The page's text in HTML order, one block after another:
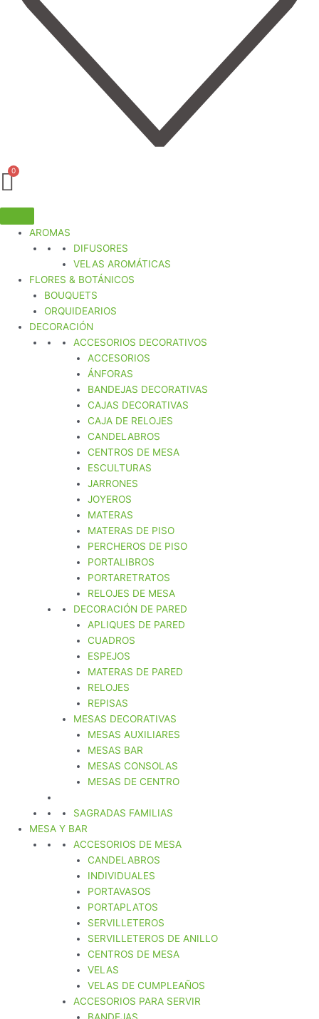
AROMAS
DIFUSORES
VELAS AROMÁTICAS
FLORES & BOTÁNICOS
BOUQUETS
ORQUIDEARIOS
DECORACIÓN
ACCESORIOS DECORATIVOS
ACCESORIOS
ÁNFORAS
BANDEJAS DECORATIVAS
CAJAS DECORATIVAS
CAJA DE RELOJES
CANDELABROS
CENTROS DE MESA
ESCULTURAS
JARRONES
JOYEROS
MATERAS
MATERAS DE PISO
PERCHEROS DE PISO
PORTALIBROS
PORTARETRATOS
RELOJES DE MESA
DECORACIÓN DE PARED
APLIQUES DE PARED
CUADROS
ESPEJOS
MATERAS DE PARED
RELOJES
REPISAS
MESAS DECORATIVAS
MESAS AUXILIARES
MESAS BAR
MESAS CONSOLAS
MESAS DE CENTRO
SAGRADAS FAMILIAS
MESA Y BAR
ACCESORIOS DE MESA
CANDELABROS
INDIVIDUALES
PORTAVASOS
PORTAPLATOS
SERVILLETEROS
SERVILLETEROS DE ANILLO
CENTROS DE MESA
VELAS
VELAS DE CUMPLEAÑOS
ACCESORIOS PARA SERVIR